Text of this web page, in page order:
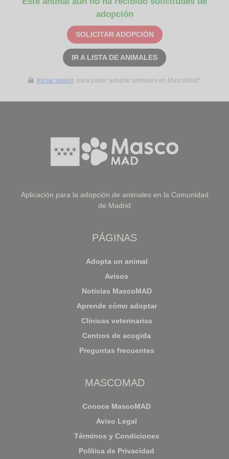
adopción
SOLICITAR ADOPCIÓN
IR A LISTA DE ANIMALES
Iniciar sesión para poder adoptar animales en MascoMad*
Aplicación para la adopción de animales en la Comunidad
de Madrid
PÁGINAS
Adopta un animal
Avisos
Noticias MascoMAD
Aprende cómo adoptar
Clínicas veterinarias
Centros de acogida
Preguntas frecuentes
MASCOMAD
Conoce MascoMAD
Aviso Legal
Términos y Condiciones
Política de Privacidad